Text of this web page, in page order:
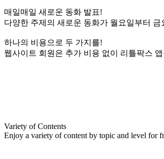
매일매일 새로운 동화 발표!
다양한 주제의 새로운 동화가 월요일부터
하나의 비용으로 두 가지를!
웹사이트 회원은 추가 비용 없이 리틀팍스
Variety of Contents
Enjoy a variety of content by topic and level for